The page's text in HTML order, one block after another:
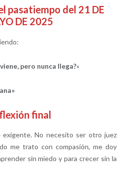
pasatiempo del 21 DE
DE 2025
pero nunca llega?«
final
exigente. No necesito ser otro juez
me trato con compasión, me doy
sin miedo y para crecer sin la